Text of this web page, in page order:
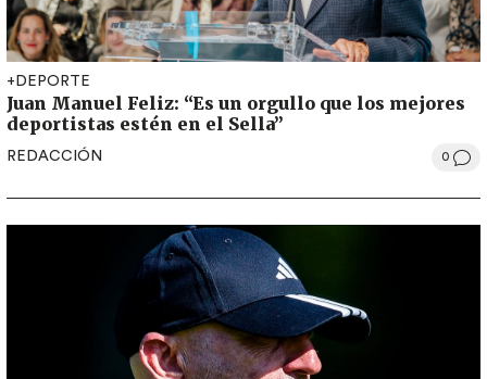
+DEPORTE
Juan Manuel Feliz: “Es un orgullo que los mejores
deportistas estén en el Sella”
REDACCIÓN 0